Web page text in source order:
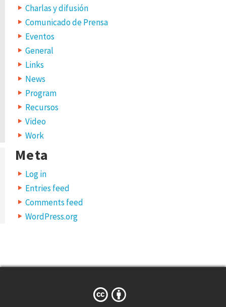
Charlas y difusión
Comunicado de Prensa
Eventos
General
Links
News
Program
Recursos
Video
Work
Meta
Log in
Entries feed
Comments feed
WordPress.org